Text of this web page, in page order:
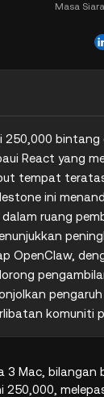
Masa
250,000 bintang
React yang
tempat
ini
ruang
OpenClaw,
komuniti
3 Mac, bilangan
250,000,